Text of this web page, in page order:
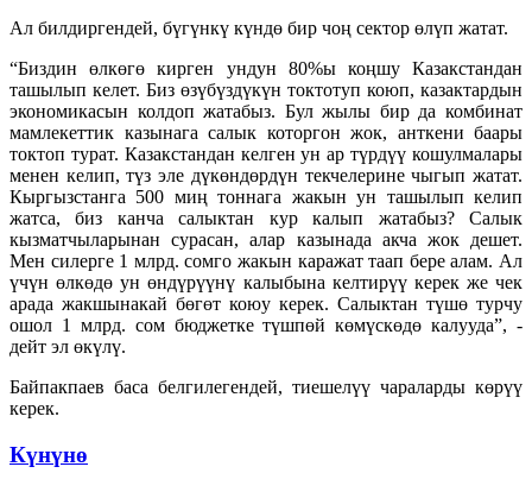
Ал билдиргендей, бүгүнкү күндө бир чоң сектор өлүп жатат.
“Биздин өлкөгө кирген ундун 80%ы коңшу Казакстандан
ташылып келет. Биз өзүбүздүкүн токтотуп коюп, казактардын
экономикасын колдоп жатабыз. Бул жылы бир да комбинат
мамлекеттик казынага салык которгон жок, анткени баары
токтоп турат. Казакстандан келген ун ар түрдүү кошулмалары
менен келип, түз эле дүкөндөрдүн текчелерине чыгып жатат.
Кыргызстанга 500 миң тоннага жакын ун ташылып келип
жатса, биз канча салыктан кур калып жатабыз? Салык
кызматчыларынан сурасан, алар казынада акча жок дешет.
Мен силерге 1 млрд. сомго жакын каражат таап бере алам. Ал
үчүн өлкөдө ун өндүрүүнү калыбына келтирүү керек же чек
арада жакшынакай бөгөт коюу керек. Салыктан түшө турчу
ошол 1 млрд. сом бюджетке түшпөй көмүскөдө калууда”, -
дейт эл өкүлү.
Байпакпаев баса белгилегендей, тиешелүү чараларды көрүү
керек.
Күнүнө